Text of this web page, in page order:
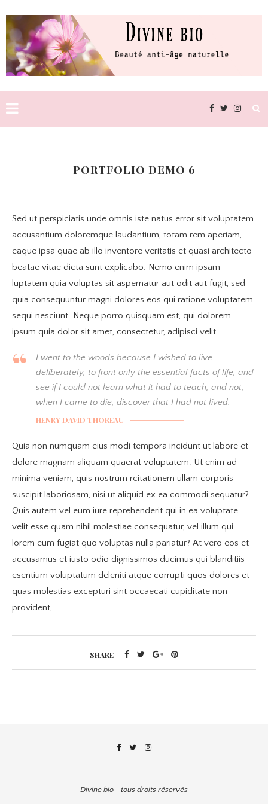
PORTFOLIO DEMO 6
Sed ut perspiciatis unde omnis iste natus error sit voluptatem
accusantium doloremque laudantium, totam rem aperiam,
eaque ipsa quae ab illo inventore veritatis et quasi architecto
beatae vitae dicta sunt explicabo. Nemo enim ipsam
luptatem quia voluptas sit aspernatur aut odit aut fugit, sed
quia consequuntur magni dolores eos qui ratione voluptatem
sequi nesciunt. Neque porro quisquam est, qui dolorem
ipsum quia dolor sit amet, consectetur, adipisci velit.
I went to the woods because I wished to live
deliberately, to front only the essential facts of life, and
see if I could not learn what it had to teach, and not,
when I came to die, discover that I had not lived.
HENRY DAVID THOREAU
Quia non numquam eius modi tempora incidunt ut labore et
dolore magnam aliquam quaerat voluptatem. Ut enim ad
minima veniam, quis nostrum rcitationem ullam corporis
suscipit laboriosam, nisi ut aliquid ex ea commodi sequatur?
Quis autem vel eum iure reprehenderit qui in ea voluptate
velit esse quam nihil molestiae consequatur, vel illum qui
lorem eum fugiat quo voluptas nulla pariatur? At vero eos et
accusamus et iusto odio dignissimos ducimus qui blanditiis
esentium voluptatum deleniti atque corrupti quos dolores et
quas molestias excepturi sint occaecati cupiditate non
provident,
SHARE
Divine bio - tous droits réservés